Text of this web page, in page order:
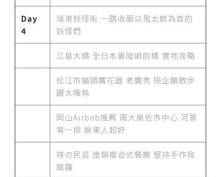
Day
4
境港妖怪街 一路收服以鬼太郎為首的
妖怪們
江島大橋 全日本最陡峭的橋 實地攻略
松江市貓頭鷹花園 老鷹秀 陪企鵝散步
餵大嘴鳥
岡山Airbnb推薦 兩大房近市中心 河景
第一排 房東人超好
味の民芸 連鎖複合式餐廳 堅持手作烏
龍麵